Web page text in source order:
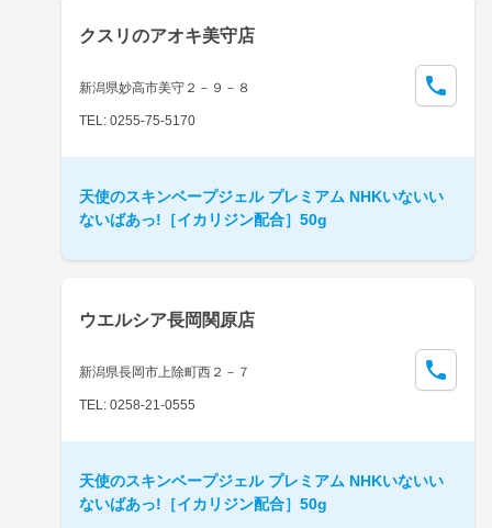
クスリのアオキ美守店
新潟県妙高市美守２－９－８
TEL: 0255-75-5170
天使のスキンベープジェル プレミアム NHKいないい
ないばあっ!［イカリジン配合］50g
ウエルシア長岡関原店
新潟県長岡市上除町西２－７
TEL: 0258-21-0555
天使のスキンベープジェル プレミアム NHKいないい
ないばあっ!［イカリジン配合］50g